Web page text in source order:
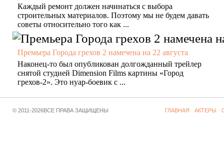
Каждый ремонт должен начинаться с выбора
строительных материалов. Поэтому мы не будем давать
советы относительно того как ...
Премьера Города грехов 2 намечена на 22 августа
Наконец-то был опубликован долгожданный трейлер
снятой студией Dimension Films картины «Город
грехов-2». Это нуар-боевик с ...
© 2011-2026ВСЕ ПРАВА ЗАЩИЩЕНЫ ГЛАВНАЯ АКТЕРЫ